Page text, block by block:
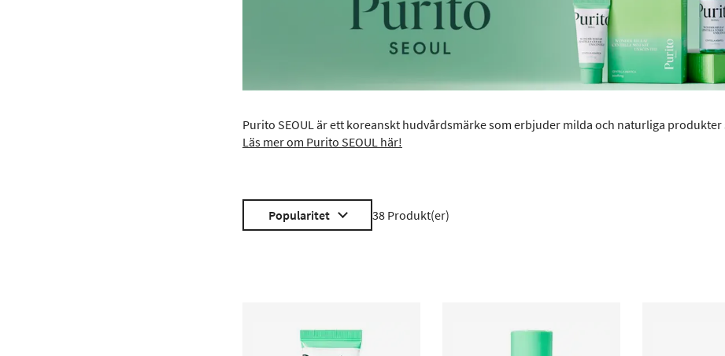
Purito SEOUL är ett koreanskt hudvårdsmärke som erbjuder milda och naturliga
Läs mer om Purito SEOUL här!
Popularitet 38 Produkt(er)